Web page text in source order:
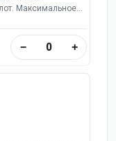
Максимальное
− +